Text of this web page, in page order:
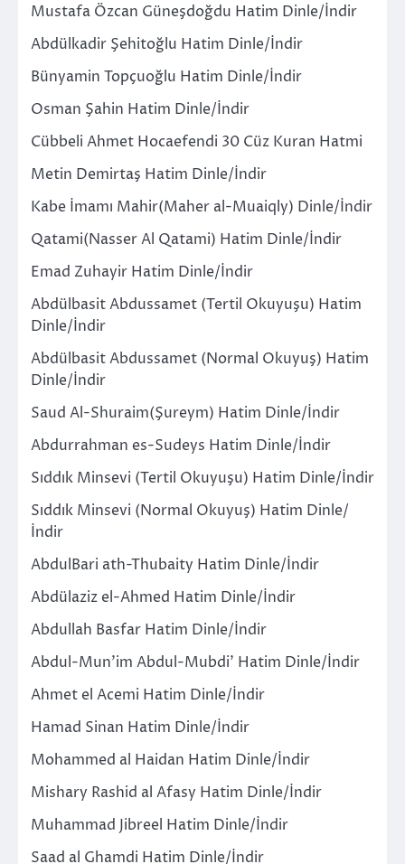
Mustafa Özcan Güneşdoğdu Hatim Dinle/İndir
Abdülkadir Şehitoğlu Hatim Dinle/İndir
Bünyamin Topçuoğlu Hatim Dinle/İndir
Osman Şahin Hatim Dinle/İndir
Cübbeli Ahmet Hocaefendi 30 Cüz Kuran Hatmi
Metin Demirtaş Hatim Dinle/İndir
Kabe İmamı Mahir(Maher al-Muaiqly) Dinle/İndir
Qatami(Nasser Al Qatami) Hatim Dinle/İndir
Emad Zuhayir Hatim Dinle/İndir
Abdülbasit Abdussamet (Tertil Okuyuşu) Hatim
Dinle/İndir
Abdülbasit Abdussamet (Normal Okuyuş) Hatim
Dinle/İndir
Saud Al-Shuraim(Şureym) Hatim Dinle/İndir
Abdurrahman es-Sudeys Hatim Dinle/İndir
Sıddık Minsevi (Tertil Okuyuşu) Hatim Dinle/İndir
Sıddık Minsevi (Normal Okuyuş) Hatim Dinle/
İndir
AbdulBari ath-Thubaity Hatim Dinle/İndir
Abdülaziz el-Ahmed Hatim Dinle/İndir
Abdullah Basfar Hatim Dinle/İndir
Abdul-Mun’im Abdul-Mubdi’ Hatim Dinle/İndir
Ahmet el Acemi Hatim Dinle/İndir
Hamad Sinan Hatim Dinle/İndir
Mohammed al Haidan Hatim Dinle/İndir
Mishary Rashid al Afasy Hatim Dinle/İndir
Muhammad Jibreel Hatim Dinle/İndir
Saad al Ghamdi Hatim Dinle/İndir